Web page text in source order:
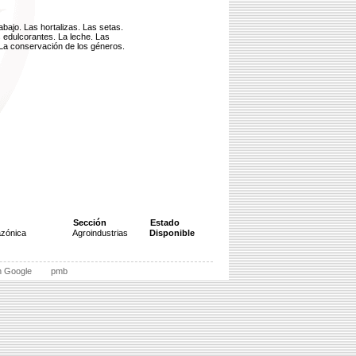
Las hortalizas. Las setas.
La leche. Las
conservación de los géneros.
Sección
Estado
Agroindustrias Disponible
Google pmb